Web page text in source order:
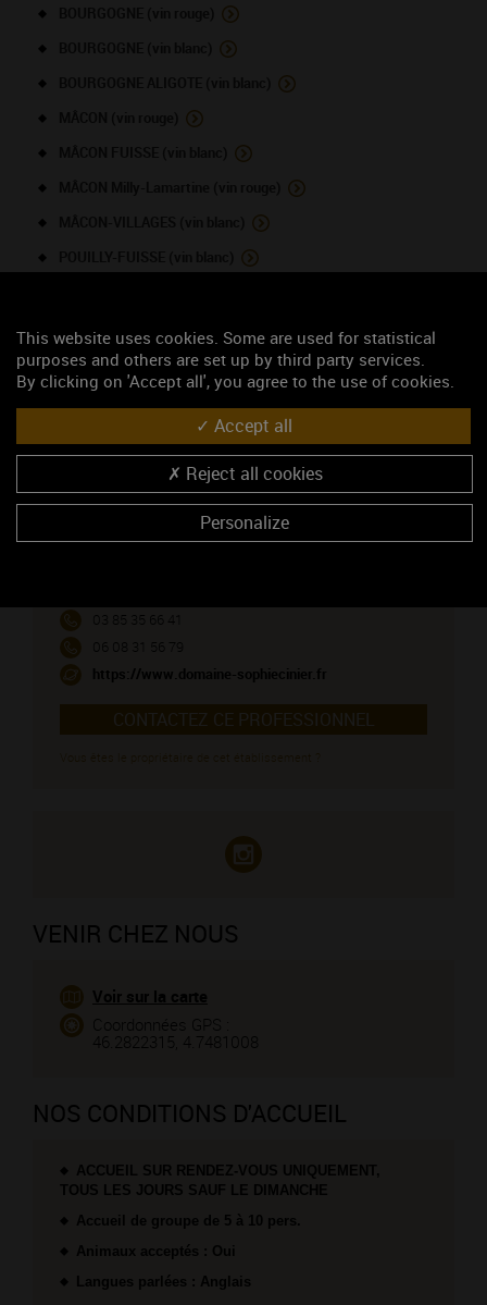
VIRE CLESSE (vin blanc)
NOUS CONTACTER
Domaine Cinier Sophie
Champ Potard - 396, rue Adrien Arcelin
03 85 35 66 41
06 08 31 56 79
https://www.domaine-sophiecinier.fr
CONTACTEZ CE PROFESSIONNEL
VENIR CHEZ NOUS
Voir sur la carte
Coordonnées GPS :
46.2822315, 4.7481008
NOS CONDITIONS D'ACCUEIL
ACCUEIL SUR RENDEZ-VOUS UNIQUEMENT,
TOUS LES JOURS SAUF LE DIMANCHE
Accueil de groupe de 5 à 10 pers.
Animaux acceptés : Oui
Langues parlées : Anglais
This website uses cookies. Some are used for statistical
purposes and others are set up by third party services.
By clicking on 'Accept all', you agree to the use of cookies.
Accept all
Reject all cookies
Personalize